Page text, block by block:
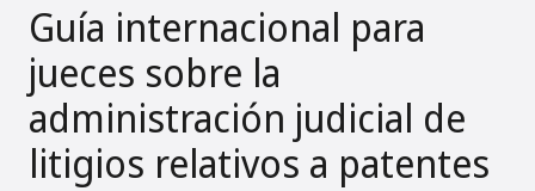
Guía internacional para
jueces sobre la
administración judicial de
litigios relativos a patentes